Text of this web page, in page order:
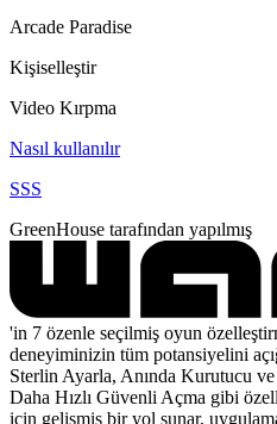
Arcade Paradise
Kişiselleştir
Video Kırpma
Nasıl kullanılır
SSS
GreenHouse tarafından yapılmış
'in 7 özenle seçilmiş oyun
deneyiminizin tüm potansiyelini
Sterlin Ayarla, Anında Kurutucu
Daha Hızlı Güvenli Açma gibi
için gelişmiş bir yol sunar,